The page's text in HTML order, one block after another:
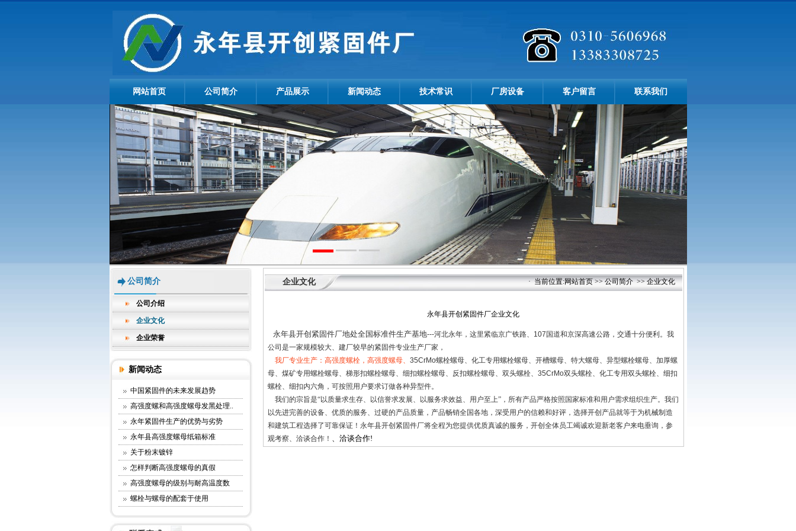
网站首页 公司简介 产品展示 新闻动态 技术常识 厂房设备 客户留言 联系我们
公司简介
公司介绍
企业文化
企业荣誉
新闻动态
中国紧固件的未来发展趋势
高强度螺和高强度螺母发黑处理..
永年紧固件生产的优势与劣势
永年县高强度螺母纸箱标准
关于粉末镀锌
怎样判断高强度螺母的真假
高强度螺母的级别与耐高温度数
螺栓与螺母的配套于使用
企业文化 · 当前位置:网站首页>>公司简介>>企业文化
永年县开创紧固件厂企业文化
永年县开创紧固件厂地处全国标准件生产基地---河北永年，这里紧临京广铁路、 107 国道和京深高速公路，交通十分便利。我
公司是一家规模较大、建厂较早的紧固件专业生产厂家，
我厂专业生产：高强度螺栓，高强度螺母、 35CrMo螺栓螺母、化工专用螺栓螺母、开槽螺母、特大螺母、异型螺栓螺母、加厚螺
母、煤矿专用螺栓螺母、梯形扣螺栓螺母、细扣螺栓螺母、反扣螺栓螺母、双头螺栓、 35CrMo双头螺栓、化工专用双头螺栓、细扣
螺栓、细扣内六角，可按照用户要求订做各种异型件。
我们的宗旨是“以质量求生存、以信誉求发展、以服务求效益、用户至上”，所有产品严格按照国家标准和用户需求组织生产。我们
以先进完善的设备、优质的服务、过硬的产品质量，产品畅销全国各地，深受用户的信赖和好评，选择开创产品就等于为机械制造
和建筑工程选择了可靠保证！永年县开创紧固件厂将全程为您提供优质真诚的服务，开创全体员工竭诚欢迎新老客户来电垂询，参
观考察、洽谈合作！ 、洽谈合作!